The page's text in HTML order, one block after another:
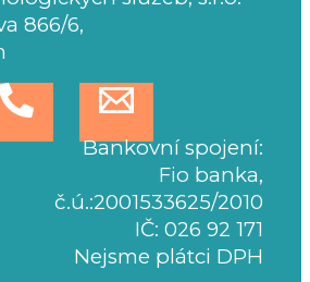
866/6,
Bankovní spojení:
Fio banka,
č.ú.:2001533625/2010
IČ: 026 92 171
Nejsme plátci DPH